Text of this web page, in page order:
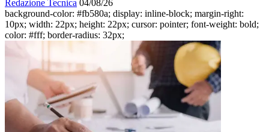
Redazione Tecnica 04/08/26
background-color: #fb580a; display: inline-block; margin-right:
10px; width: 22px; height: 22px; cursor: pointer; font-weight: bold;
color: #fff; border-radius: 32px;